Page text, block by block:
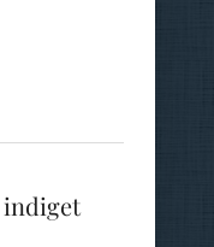
indiget